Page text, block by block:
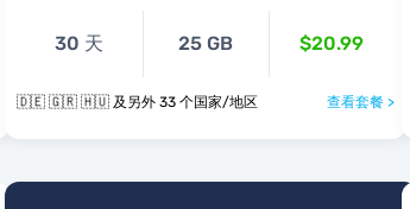
30 天 25 GB $20.99
🇩🇪 🇬🇷 🇭🇺 及另外 33 个国家/地区 查看套餐 >